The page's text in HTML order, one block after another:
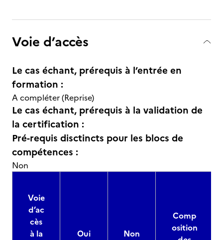
Voie d’accès
Le cas échant, prérequis à l’entrée en
formation :
A compléter (Reprise)
Le cas échant, prérequis à la validation de
la certification :
Pré-requis disctincts pour les blocs de
compétences :
Non
Voie
d’ac
cès
à la
Oui Non
Comp
osition